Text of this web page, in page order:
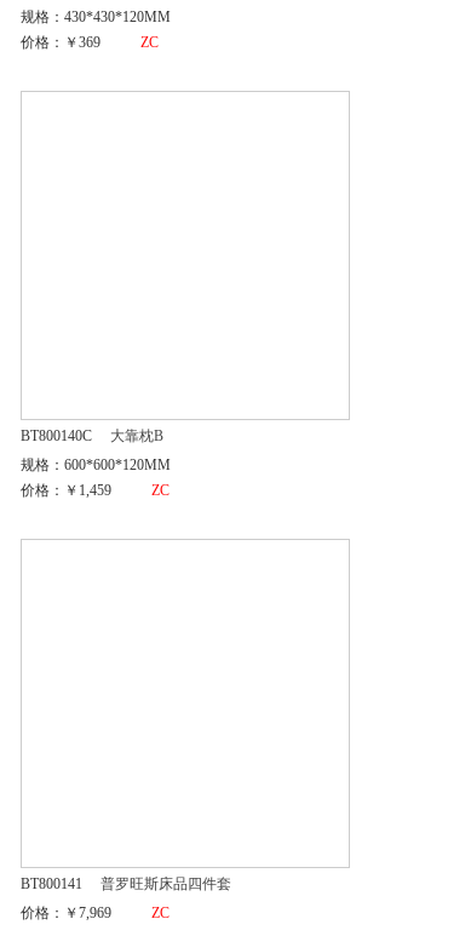
规格：430*430*120MM
价格：￥369
ZC
BT800140C
大靠枕B
规格：600*600*120MM
价格：￥1,459
ZC
BT800141
普罗旺斯床品四件套
价格：￥7,969
ZC